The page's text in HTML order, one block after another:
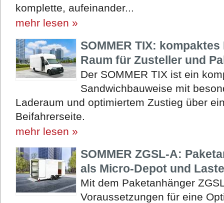
komplette, aufeinander...
mehr lesen »
SOMMER TIX:
Raum für Zusteller und
Der SOMMER TIX ist ein
Sandwichbauweise mit
Laderaum und optimiertem Zustieg über
Beifahrerseite.
mehr lesen »
SOMMER ZGSL-A:
als Micro-Depot und
Mit dem Paketanhänger
Voraussetzungen für eine